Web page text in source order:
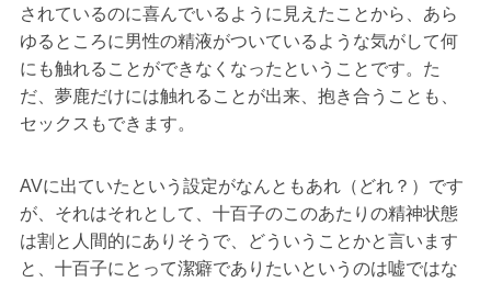
されているのに喜んでいるように見えたことから、あら
ゆるところに男性の精液がついているような気がして何
にも触れることができなくなったということです。た
だ、夢鹿だけには触れることが出来、抱き合うことも、
セックスもできます。
AVに出ていたという設定がなんともあれ（どれ？）です
が、それはそれとして、十百子のこのあたりの精神状態
は割と人間的にありそうで、どういうことかと言います
と、十百子にとって潔癖でありたいというのは嘘ではな